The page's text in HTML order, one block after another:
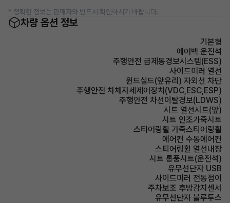
* 정확한 정보는 판매자와 반드시 확인하시기 바랍니다.
차량 옵션 정보
기본형
에어백 운전석
주행안전 급제동경보시스템(ESS)
사이드미러 열선
윈드실드(앞유리) 자외선 차단
주행안전 차체자세제어장치(VDC,ESC,ESP)
주행안전 차선이탈경보(LDWS)
시트 열선시트(앞)
시트 인조가죽시트
스티어링휠 가죽스티어링휠
에어컨 수동에어컨
스티어링휠 열선내장
시트 통풍시트(운전석)
유무선단자 USB
사이드미러 전동접이
주차보조 후방감지센서
유무선단자 블루투스